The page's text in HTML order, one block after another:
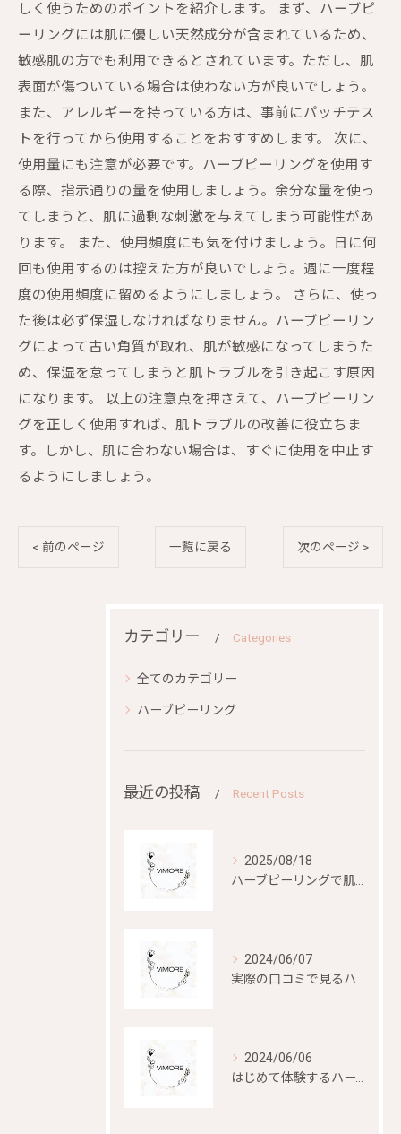
しく使うためのポイントを紹介します。 まず、ハーブピ
ーリングには肌に優しい天然成分が含まれているため、
敏感肌の方でも利用できるとされています。ただし、肌
表面が傷ついている場合は使わない方が良いでしょう。
また、アレルギーを持っている方は、事前にパッチテス
トを行ってから使用することをおすすめします。 次に、
使用量にも注意が必要です。ハーブピーリングを使用す
る際、指示通りの量を使用しましょう。余分な量を使っ
てしまうと、肌に過剰な刺激を与えてしまう可能性があ
ります。 また、使用頻度にも気を付けましょう。日に何
回も使用するのは控えた方が良いでしょう。週に一度程
度の使用頻度に留めるようにしましょう。 さらに、使っ
た後は必ず保湿しなければなりません。ハーブピーリン
グによって古い角質が取れ、肌が敏感になってしまうた
め、保湿を怠ってしまうと肌トラブルを引き起こす原因
になります。 以上の注意点を押さえて、ハーブピーリン
グを正しく使用すれば、肌トラブルの改善に役立ちま
す。しかし、肌に合わない場合は、すぐに使用を中止す
るようにしましょう。
< 前のページ 一覧に戻る 次のページ >
カテゴリー Categories
全てのカテゴリー
ハーブピーリング
最近の投稿 Recent Posts
2025/08/18
2024/06/07
2024/06/06